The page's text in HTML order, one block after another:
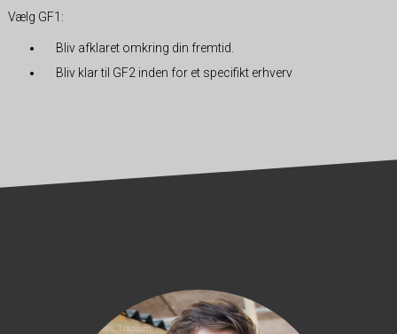
Vælg GF1:
Bliv afklaret omkring din fremtid.
Bliv klar til GF2 inden for et specifikt erhverv